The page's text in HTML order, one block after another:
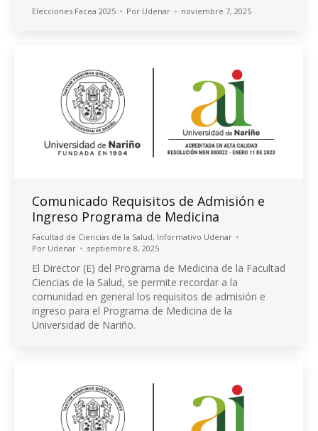
Elecciones Facea 2025 Por Udenar noviembre 7, 2025
Comunicado Requisitos de Admisión e
Ingreso Programa de Medicina
Facultad de Ciencias de la Salud, Informativo Udenar
Por Udenar septiembre 8, 2025
El Director (E) del Programa de Medicina de la Facultad
Ciencias de la Salud, se permite recordar a la
comunidad en general los requisitos de admisión e
ingreso para el Programa de Medicina de la
Universidad de Nariño.